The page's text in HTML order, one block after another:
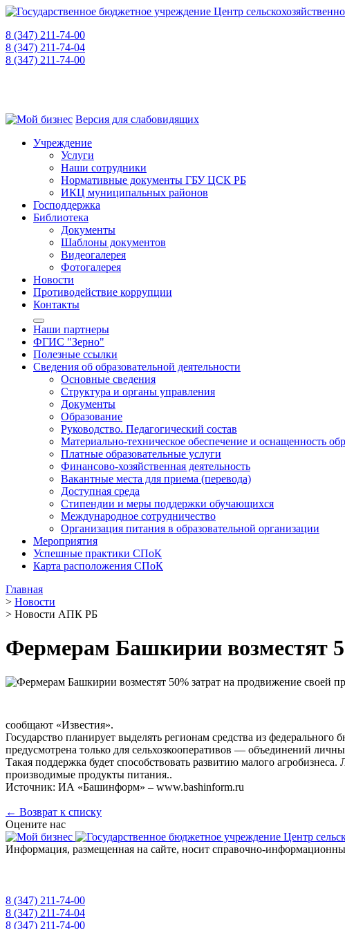
8 (347) 211-74-00
8 (347) 211-74-04
8 (347) 211-74-00
Версия для слабовидящих
Учреждение
Услуги
Наши сотрудники
Нормативные документы ГБУ ЦСК РБ
ИКЦ муниципальных районов
Господдержка
Библиотека
Документы
Шаблоны документов
Видеогалерея
Фотогалерея
Новости
Противодействие коррупции
Контакты
Наши партнеры
ФГИС "Зерно"
Полезные ссылки
Сведения об образовательной деятельности
Основные сведения
Структура и органы управления
Документы
Образование
Руководство. Педагогический состав
Материально-техническое обеспечение и оснащенность
Платные образовательные услуги
Финансово-хозяйственная деятельность
Вакантные места для приема (перевода)
Доступная среда
Стипендии и меры поддержки обучающихся
Международное сотрудничество
Организация питания в образовательной организации
Мероприятия
Успешные практики СПоК
Карта расположения СПоК
Главная
> Новости
> Новости АПК РБ
Фермерам Башкирии возместят
сообщают «Известия».
Государство планирует выделять регионам средства из
предусмотрена только для сельхозкооперативов — объединений
Такая поддержка будет способствовать развитию малого
производимые продукты питания..
Источник: ИА «Башинформ» – www.bashinform.ru
← Возврат к списку
Оцените нас
Информация, размещенная на сайте, носит справочно-
8 (347) 211-74-00
8 (347) 211-74-04
8 (347) 211-74-00